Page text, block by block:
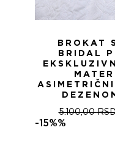
BROKAT
BRIDAL
5.100,00
-15%%